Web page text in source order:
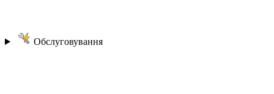
Обслуговування